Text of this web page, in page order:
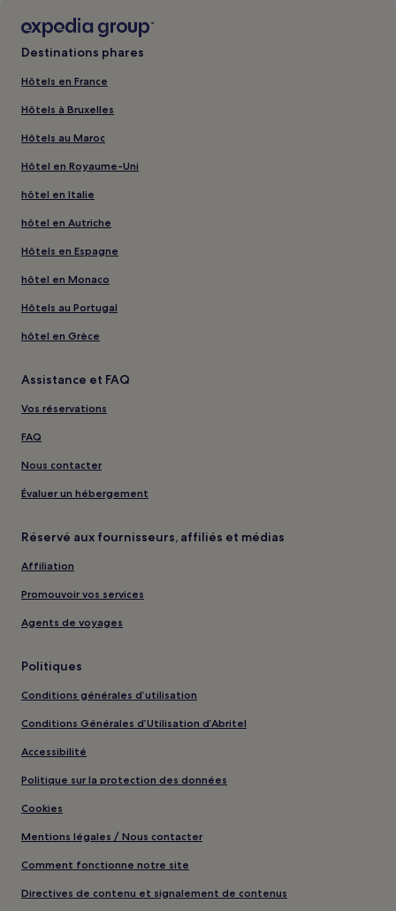
Destinations phares
Hôtels en France
Hôtels à Bruxelles
Hôtels au Maroc
Hôtel en Royaume-Uni
hôtel en Italie
hôtel en Autriche
Hôtels en Espagne
hôtel en Monaco
Hôtels au Portugal
hôtel en Grèce
Assistance et FAQ
Vos réservations
FAQ
Nous contacter
Évaluer un hébergement
Réservé aux fournisseurs, affiliés et médias
Affiliation
Promouvoir vos services
Agents de voyages
Politiques
Conditions générales d’utilisation
Conditions Générales d’Utilisation d’Abritel
Accessibilité
Politique sur la protection des données
Cookies
Mentions légales / Nous contacter
Comment fonctionne notre site
Directives de contenu et signalement de contenus